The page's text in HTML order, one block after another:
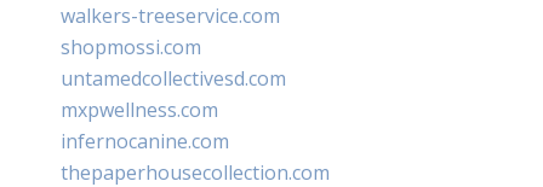
walkers-treeservice.com
shopmossi.com
untamedcollectivesd.com
mxpwellness.com
infernocanine.com
thepaperhousecollection.com